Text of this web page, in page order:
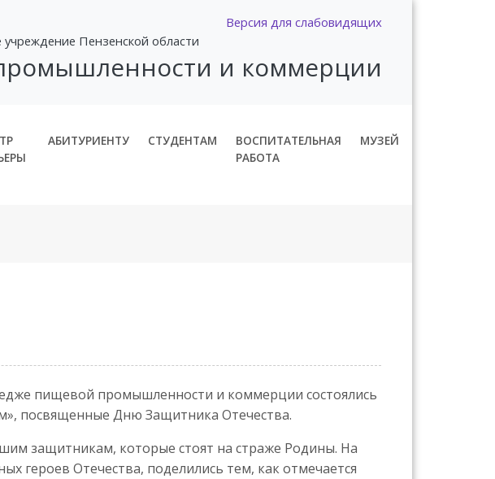
Версия для слабовидящих
Пензенской области
и коммерции
АБИТУРИЕНТУ СТУДЕНТАМ
ВОСПИТАТЕЛЬНАЯ
РАБОТА
МУЗЕЙ
пищевой промышленности и коммерции состоялись
посвященные Дню Защитника Отечества.
защитникам, которые стоят на страже Родины. На
героев Отечества, поделились тем, как отмечается